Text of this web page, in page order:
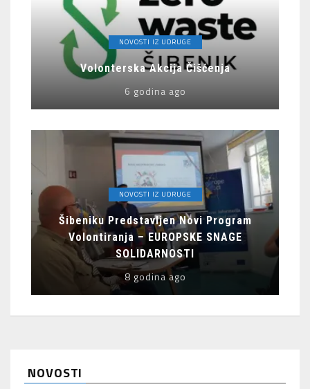
NOVOSTI IZ UDRUGE
Volonterska Akcija Čišćenja
6 godina ago
NOVOSTI IZ UDRUGE
Šibeniku Predstavljen Novi Program
Volontiranja – EUROPSKE SNAGE
SOLIDARNOSTI
8 godina ago
NOVOSTI